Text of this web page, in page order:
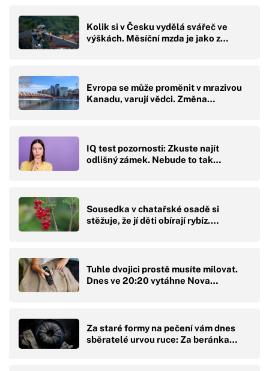
Kolik si v Česku vydělá svářeč ve
výškách. Měsíční mzda je jako z…
Evropa se může proměnit v mrazivou
Kanadu, varují vědci. Změna…
IQ test pozornosti: Zkuste najít
odlišný zámek. Nebude to tak…
Sousedka v chatařské osadě si
stěžuje, že jí děti obírají rybíz.…
Tuhle dvojici prostě musíte milovat.
Dnes ve 20:20 vytáhne Nova…
Za staré formy na pečení vám dnes
sběratelé urvou ruce: Za beránka…